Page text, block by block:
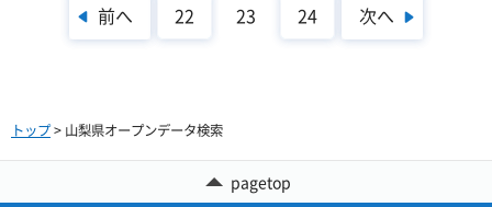
前へ 22 23 24 次へ
トップ> 山梨県オープンデータ検索
pagetop